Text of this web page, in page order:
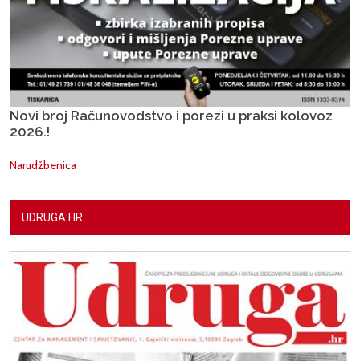
Novi broj Računovodstvo i porezi u praksi kolovoz
2026.!
Narudžbenica
UDRUGA.HR